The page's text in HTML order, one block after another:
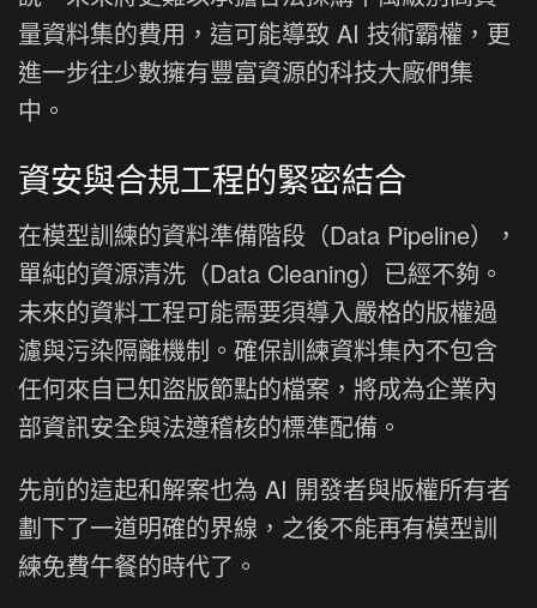
量資料集的費用，這可能導致 AI 技術霸權，更
進一步往少數擁有豐富資源的科技大廠們集
中。
資安與合規工程的緊密結合
在模型訓練的資料準備階段（Data Pipeline），
單純的資源清洗（Data Cleaning）已經不夠。
未來的資料工程可能需要須導入嚴格的版權過
濾與污染隔離機制。確保訓練資料集內不包含
任何來自已知盜版節點的檔案，將成為企業內
部資訊安全與法遵稽核的標準配備。
先前的這起和解案也為 AI 開發者與版權所有者
劃下了一道明確的界線，之後不能再有模型訓
練免費午餐的時代了。